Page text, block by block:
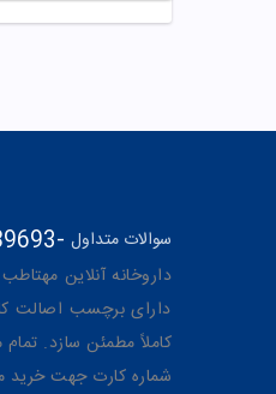
سوالات متداول -
داروخانه آنلاین مهتاطب
دارای برچسب اصالت
کاملاً مطمئن سازد.
شماره کارت جهت خرید محصولات :